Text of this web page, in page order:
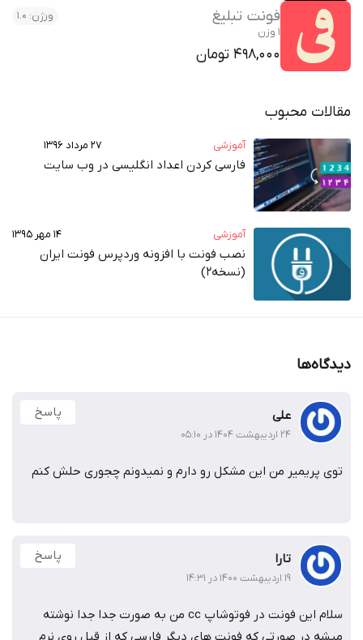
فونت تبلیغ
ورژن: 1.0
1 وزن
498,000 تومان
مقالات محبوب
آموزشی ۲۷ مرداد ۱۳۹۶
فارسی کردن اعداد انگلیسی در وب‌ سایت
آموزشی ۱۴ مهر ۱۳۹۵
نصب فونت با افزونه وردپرس فونت ایران
(نسخه2)
دیدگاه‌ها
علی
۲۴ اردیبهشت ۱۴۰۴ در ۰۵:۱۰
پاسخ
توی پریمیر من این مشکل رو دارم و نمیدونم چجوری حلش کنم
تارا
۱۹ اردیبهشت ۱۴۰۰ در ۱۴:۳۱
پاسخ
سلام این فونت در فوتوشاپ cc من به صورت جدا جدا نوشته